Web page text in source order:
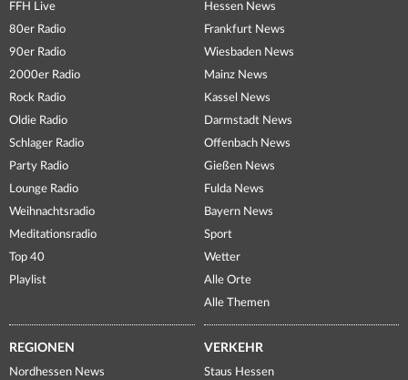
FFH Live
80er Radio
90er Radio
2000er Radio
Rock Radio
Oldie Radio
Schlager Radio
Party Radio
Lounge Radio
Weihnachtsradio
Meditationsradio
Top 40
Playlist
Hessen News
Frankfurt News
Wiesbaden News
Mainz News
Kassel News
Darmstadt News
Offenbach News
Gießen News
Fulda News
Bayern News
Sport
Wetter
Alle Orte
Alle Themen
REGIONEN
Nordhessen News
VERKEHR
Staus Hessen